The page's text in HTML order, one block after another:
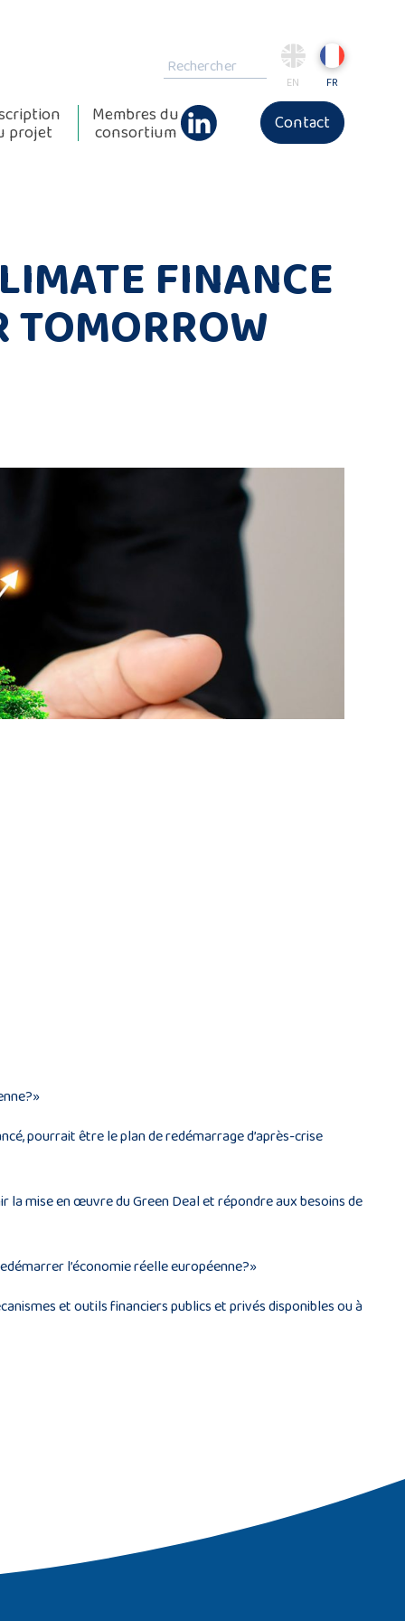
EN FR
projet
Membres du
consortium Contact
FINANCE
TOMORROW
pourrait être le plan de redémarrage d’après-crise
mise en œuvre du Green Deal et répondre aux besoins de
l’économie réelle européenne?»
et outils financiers publics et privés disponibles ou à